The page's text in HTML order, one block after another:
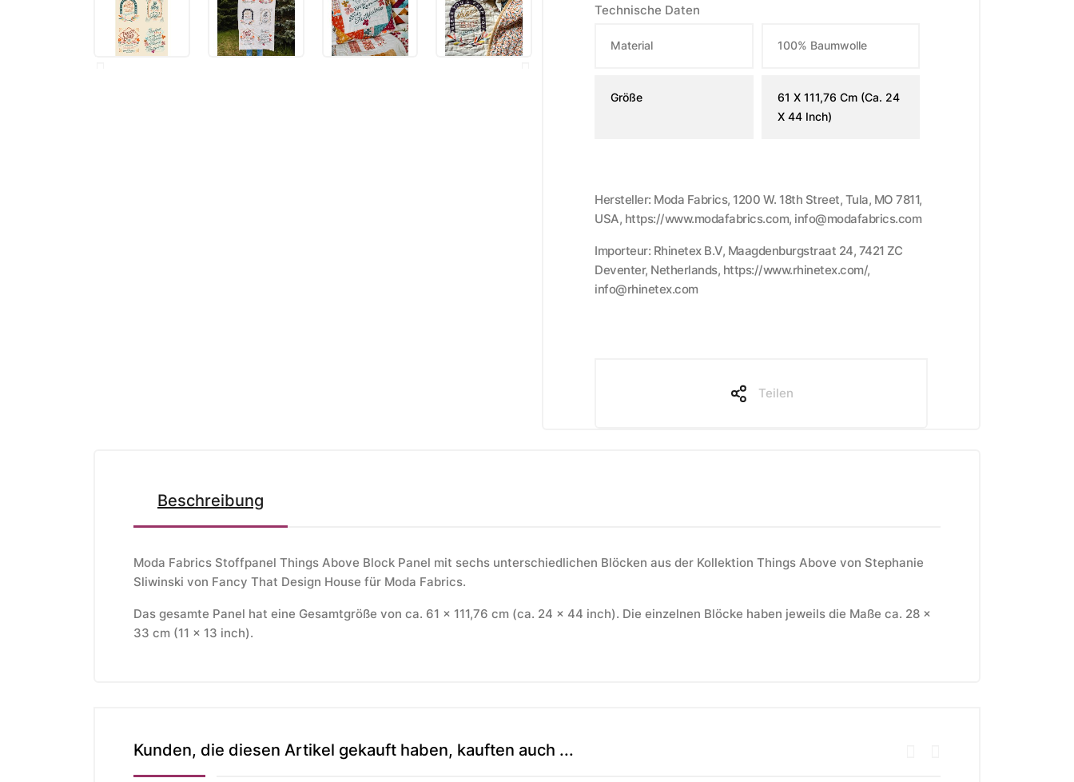
Technische Daten
Material 100% Baumwolle
Größe
61 X 111,76 Cm (ca. 24
X 44 Inch)
Hersteller: Moda Fabrics, 1200 W. 18th Street, Tula, MO 7811,
USA, https://www.modafabrics.com, info@modafabrics.com
Importeur: Rhinetex B.V, Maagdenburgstraat 24, 7421 ZC
Deventer, Netherlands, https://www.rhinetex.com/,
info@rhinetex.com
Teilen
Beschreibung
Moda Fabrics Stoffpanel Things Above Block Panel mit sechs unterschiedlichen Blöcken aus der Kollektion Things Above von Stephanie
Sliwinski von Fancy That Design House für Moda Fabrics.
Das gesamte Panel hat eine Gesamtgröße von ca. 61 x 111,76 cm (ca. 24 x 44 inch). Die einzelnen Blöcke haben jeweils die Maße ca. 28 x
33 cm (11 x 13 inch).
Kunden, die diesen Artikel gekauft haben, kauften auch ...